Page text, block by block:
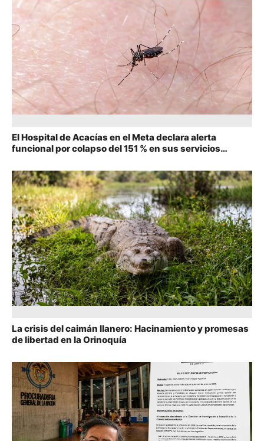
El Hospital de Acacías en el Meta declara alerta
funcional por colapso del 151 % en sus servicios
La crisis del caimán llanero: Hacinamiento y promesas
de libertad en la Orinoquía